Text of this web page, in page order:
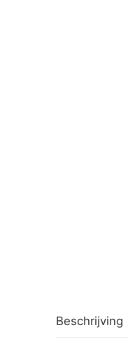
Beschrijving